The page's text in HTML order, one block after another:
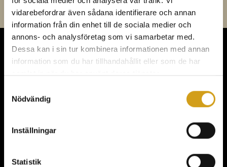
vidarebefordrar även sådana identifierare och annan
information från din enhet till de sociala medier och
annons- och analysföretag som vi samarbetar med.
Dessa kan i sin tur kombinera informationen med annan
information som du har tillhandahållit eller som de har
samlat in när du har använt deras tjänster.
Nödvändig
Inställningar
Statistik
KONFERENS,